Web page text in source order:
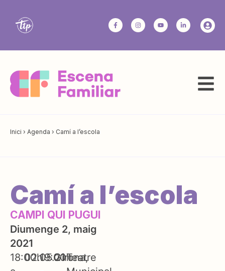
Inici › Agenda › Camí a l’escola
Camí a l’escola
CAMPI QUI PUGUI
Diumenge 2, maig
2021
18:00h
02.05.21
19:00h
Girona
Teatre